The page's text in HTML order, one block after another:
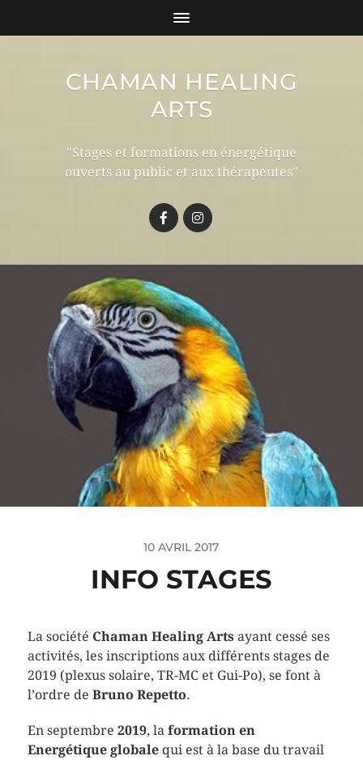
CHAMAN HEALING
ARTS
"Stages et formations en énergétique
ouverts au public et aux thérapeutes"
10 AVRIL 2017
INFO STAGES
La société Chaman Healing Artsayant cessé ses
activités, les inscriptions aux différents stages de
2019 (plexus solaire, TR-MC et Gui-Po), se font à
l’ordre de Bruno Repetto.
En septembre 2019, la formation en
Energétique globalequi est à la base du travail